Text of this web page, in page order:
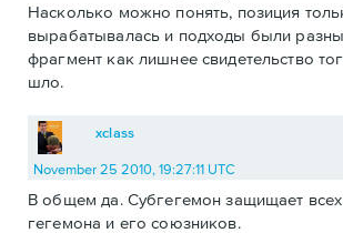
Насколько можно понять, позиция
вырабатывалась и подходы были
фрагмент как лишнее свидетельство
шло.
xclass
November 25 2010, 19:27:11 UTC
В общем да. Субгегемон защищает всех
гегемона и его союзников.